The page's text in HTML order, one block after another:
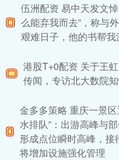
伍洲配资 易中天发文
么能弃我而去”，称与
艰难日子，他的书帮我
港股T+0配资 关于王
传闻，专访北大数院
金多多策略 重庆一景
水排队”：出游高峰与
形成点位瞬时高峰，接
将增加设施强化管理